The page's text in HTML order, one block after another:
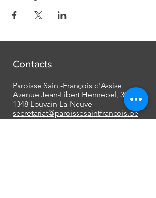
Contacts
Paroisse Saint-François d'Assise
Avenue Jean-Libert Hennebel, 30
1348 Louvain-La-Neuve
secretariat@paroissesaintfrancois.be
Phone:+32 (0) 10 45 10 85